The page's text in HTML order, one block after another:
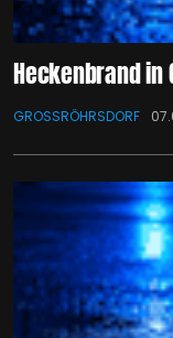
Heckenbrand
GROSSRÖHRSDORF